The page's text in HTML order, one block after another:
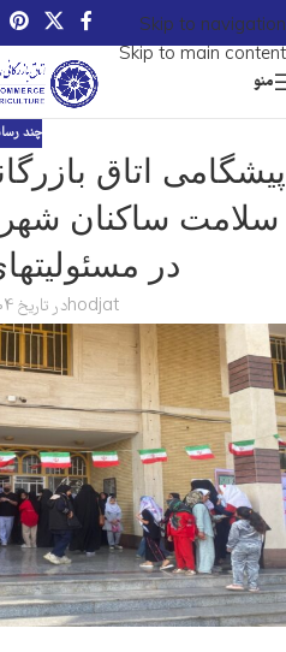
Skip to navigation
Skip to main content
منو
چند
پیشگامی اتاق
سلامت ساکنان شهر
در
hodjatدر تاریخ 1404-11-29